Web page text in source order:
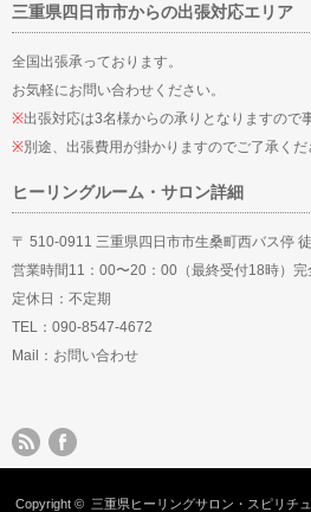
三重県四日市市からの出張対応エリア
全国出張承っております。
お気軽にお問い合わせください。
※出張対応は3名様からの承りとなりますので
※別途、出張費用が掛かりますのでご了承くだ
ヒーリングルーム・サロン詳細
〒 510-0911 三重県四日市市生桑町西バス停
営業時間11：00〜20：00（最終受付18時）完
定休日：不定期
TEL：090-8547-4672
Mail： お問い合わせ
Copyright © 三重県ヒーリングサロン・スピリチ